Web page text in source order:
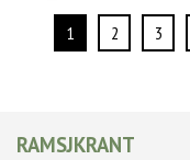
1 2 3
RAMSJKRANT